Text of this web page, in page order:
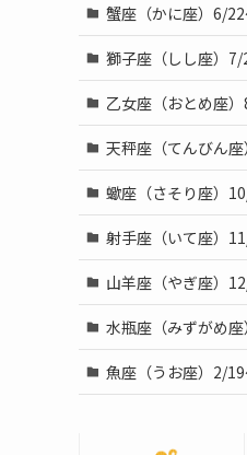
蟹座（かに座）6/
獅子座（しし座）
乙女座（おとめ座
天秤座（てんびん
蠍座（さそり座）
射手座（いて座）
山羊座（やぎ座）
水瓶座（みずがめ
魚座（うお座）2/